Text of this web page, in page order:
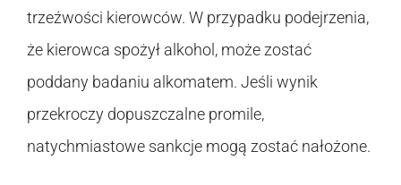
trzeźwości kierowców. W przypadku podejrzenia,
że kierowca spożył alkohol, może zostać
poddany badaniu alkomatem. Jeśli wynik
przekroczy dopuszczalne promile,
natychmiastowe sankcje mogą zostać nałożone.